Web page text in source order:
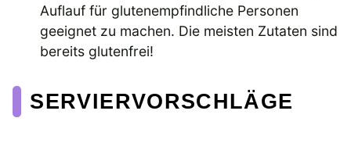
Auflauf für glutenempfindliche Personen
geeignet zu machen. Die meisten Zutaten sind
bereits glutenfrei!
SERVIERVORSCHLÄGE